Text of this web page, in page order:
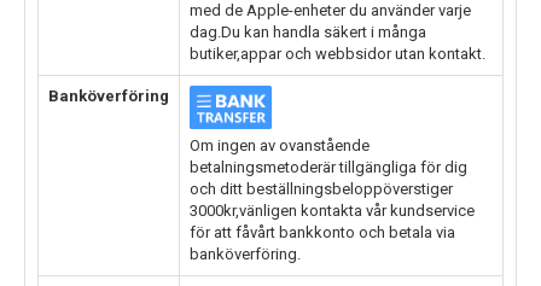
med de Apple-enheter du använder varje
dag.Du kan handla säkert i många
butiker,appar och webbsidor utan kontakt.
Banköverföring
Om ingen av ovanstående
betalningsmetoderär tillgängliga för dig
och ditt beställningsbeloppöverstiger
3000kr,vänligen kontakta vår kundservice
för att fåvårt bankkonto och betala via
banköverföring.